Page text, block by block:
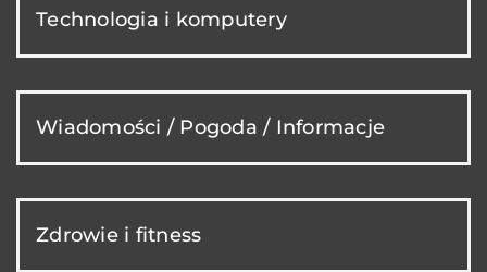
Technologia i komputery
Wiadomości / Pogoda / Informacje
Zdrowie i fitness